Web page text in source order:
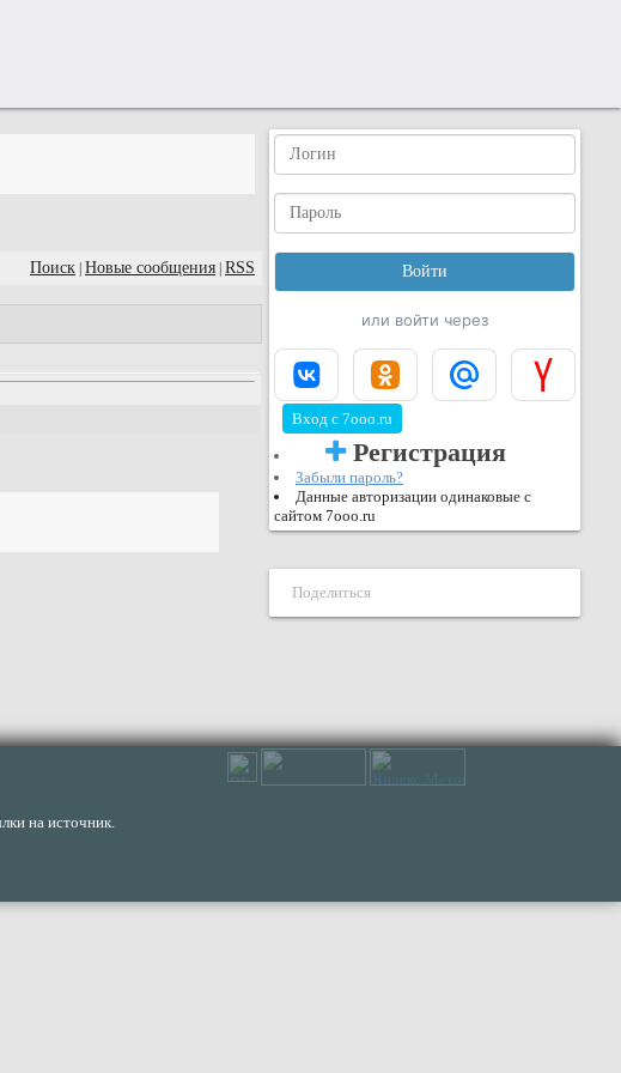
Поиск Новые сообщения RSS
или войти через
Вход с 7ooo.ru
Регистрация
Забыли пароль?
Данные авторизации одинаковые с
сайтом 7ooo.ru
Поделиться
на источник.